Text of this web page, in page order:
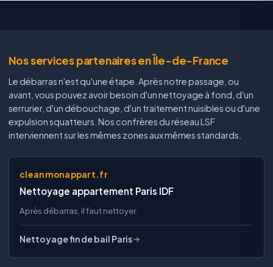
Nos services partenaires en Île-de-France
Le débarras n'est qu'une étape. Après notre passage, ou
avant, vous pouvez avoir besoin d'un nettoyage à fond, d'un
serrurier, d'un débouchage, d'un traitement nuisibles ou d'une
expulsion squatteurs. Nos confrères du réseau LSF
interviennent sur les mêmes zones aux mêmes standards.
cleanmonappart.fr
Nettoyage appartement Paris IDF
Après débarras, il faut nettoyer.
Nettoyage fin de bail Paris